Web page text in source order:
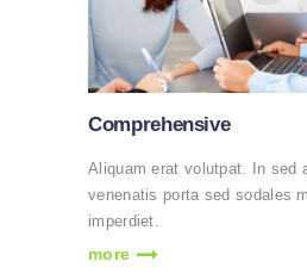
Comprehensive
Aliquam erat volutpat. In sed
venenatis porta sed sodales
imperdiet.
more